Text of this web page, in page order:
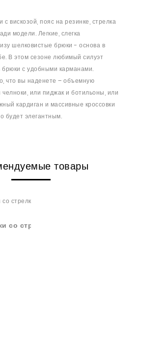
вискозой, пояс на резинке, стрелка
модели. Легкие, слегка
шелковистые брюки - основа в
В этом сезоне любимый силуэт
брюки с удобными карманами.
что вы наденете – объемную
или пиджак и ботильоны, или
кардиган и массивные кроссовки
будет элегантным.
товары
со стрелкой из вискозы